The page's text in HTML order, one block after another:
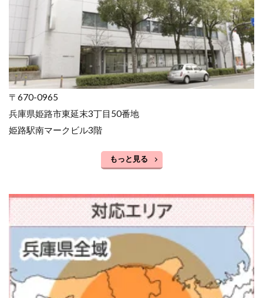
〒670-0965
兵庫県姫路市東延末3丁目50番地
姫路駅南マークビル3階
もっと見る